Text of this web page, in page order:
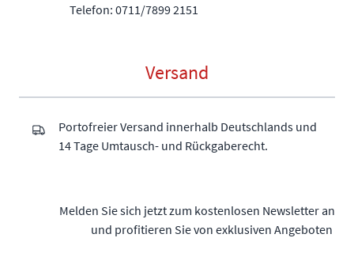
Telefon: 0711/7899 2151
Versand
Portofreier Versand innerhalb Deutschlands und
14 Tage Umtausch- und Rückgaberecht.
Melden Sie sich jetzt zum kostenlosen Newsletter an
und profitieren Sie von exklusiven Angeboten